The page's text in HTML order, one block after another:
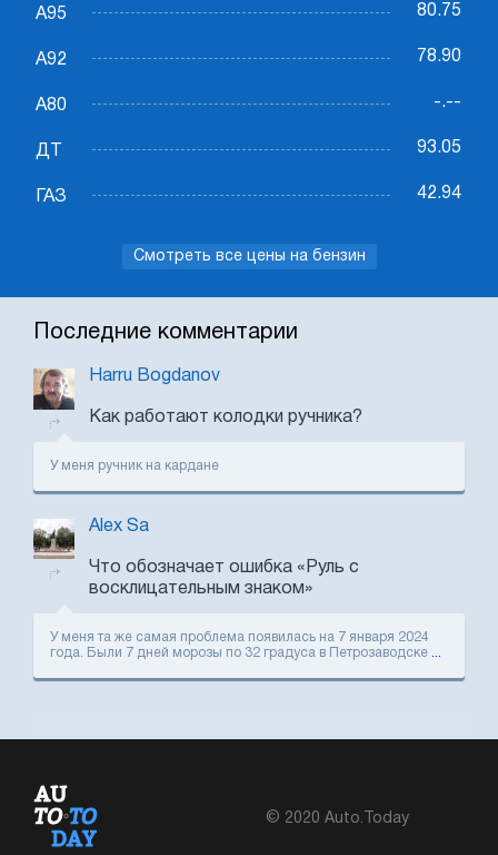
А95 80.75
А92 78.90
А80 -.--
ДТ 93.05
ГАЗ 42.94
Смотреть все цены на бензин
Последние комментарии
Harru Bogdanov
Как работают колодки ручника?
У меня ручник на кардане
Alex Sa
Что обозначает ошибка «Руль с
восклицательным знаком»
У меня та же самая проблема появилась на 7 января 2024
года. Были 7 дней морозы по 32 градуса в Петрозаводске ...
© 2020 Auto.Today